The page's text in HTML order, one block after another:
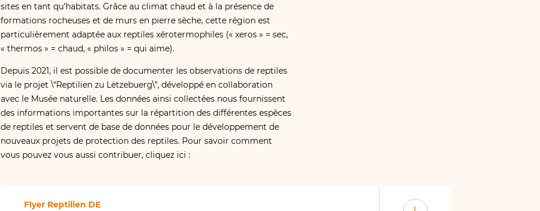
sites en tant qu’habitats. Grâce au climat chaud et à la présence de
formations rocheuses et de murs en pierre sèche, cette région est
particulièrement adaptée aux reptiles xérotermophiles (« xeros » = sec,
« thermos » = chaud, « philos » = qui aime).
Depuis 2021, il est possible de documenter les observations de reptiles
via le projet \“Reptilien zu Lëtzebuerg\”, développé en collaboration
avec le Musée naturelle. Les données ainsi collectées nous fournissent
des informations importantes sur la répartition des différentes espèces
de reptiles et servent de base de données pour le développement de
nouveaux projets de protection des reptiles. Pour savoir comment
vous pouvez vous aussi contribuer, cliquez ici :
Flyer Reptilien DE